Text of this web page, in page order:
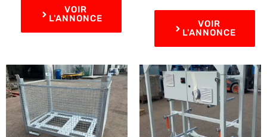
VOIR
L'ANNONCE
VOIR
L'ANNONCE